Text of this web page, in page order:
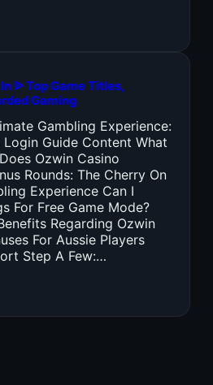
ᐉ Top Game Titles,
Gaming
Gambling Experience:
Guide Content What
Ozwin Casino
Rounds: The Cherry On
Experience Can I
For Free Game Mode?
Regarding Ozwin
For Aussie Players
Step A Few:…